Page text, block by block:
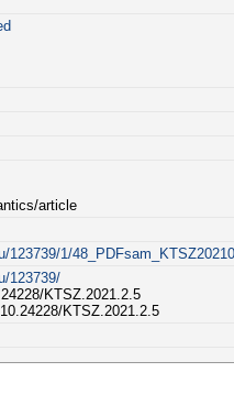
article
123739/1/
123739/
KTSZ.2021.2.5
KTSZ.2021.2.5